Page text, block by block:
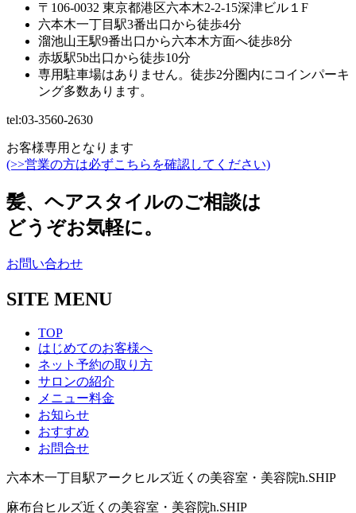
〒106-0032 東京都港区六本木2-2-15深津ビル１F
六本木一丁目駅3番出口から徒歩4分
溜池山王駅9番出口から六本木方面へ徒歩8分
赤坂駅5b出口から徒歩10分
専用駐車場はありません。徒歩2分圏内にコインパーキ
ング多数あります。
tel:03-3560-2630
お客様専用となります
(>>営業の方は必ずこちらを確認してください)
髪、 ヘアスタイルのご相談は
どうぞお気軽に。
お問い合わせ
SITE MENU
TOP
はじめてのお客様へ
ネット予約の取り方
サロンの紹介
メニュー料金
お知らせ
おすすめ
お問合せ
六本木一丁目駅アークヒルズ近くの美容室・美容院h.SHIP
麻布台ヒルズ近くの美容室・美容院h.SHIP